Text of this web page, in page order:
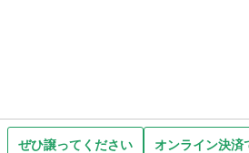
ぜひ譲ってください オンライン決済